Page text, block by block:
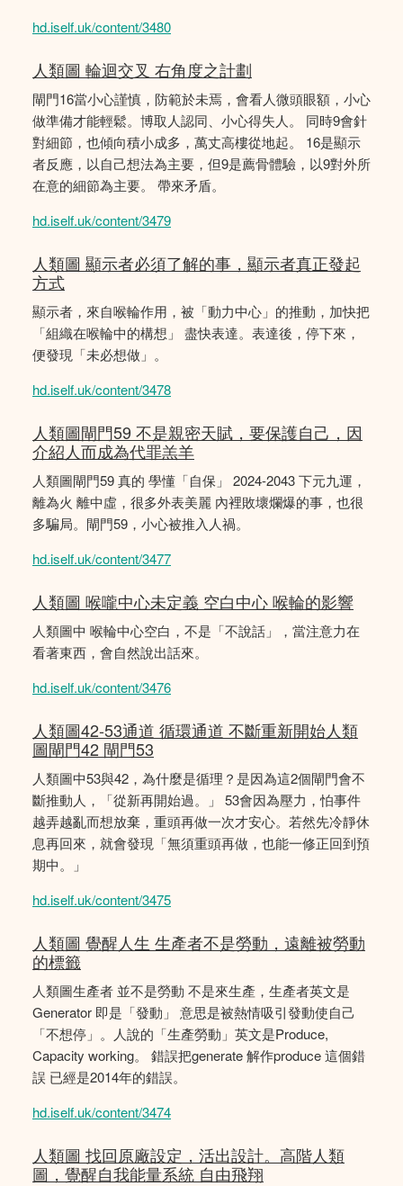
hd.iself.uk/content/3480
人類圖 輪迴交叉 右角度之計劃
閘門16當小心謹慎，防範於未焉，會看人微頭眼額，小心
做準備才能輕鬆。博取人認同、小心得失人。 同時9會針
對細節，也傾向積小成多，萬丈高樓從地起。 16是顯示
者反應，以自己想法為主要，但9是薦骨體驗，以9對外所
在意的細節為主要。 帶來矛盾。
hd.iself.uk/content/3479
人類圖 顯示者必須了解的事，顯示者真正發起
方式
顯示者，來自喉輪作用，被「動力中心」的推動，加快把
「組織在喉輪中的構想」 盡快表達。表達後，停下來，
便發現「未必想做」。
hd.iself.uk/content/3478
人類圖閘門59 不是親密天賦，要保護自己，因
介紹人而成為代罪羔羊
人類圖閘門59 真的 學懂「自保」 2024-2043 下元九運，
離為火 離中虛，很多外表美麗 內裡敗壞爛爆的事，也很
多騙局。閘門59，小心被推入人禍。
hd.iself.uk/content/3477
人類圖 喉嚨中心未定義 空白中心 喉輪的影響
人類圖中 喉輪中心空白，不是「不說話」，當注意力在
看著東西，會自然說出話來。
hd.iself.uk/content/3476
人類圖42-53通道 循環通道 不斷重新開始人類
圖閘門42 閘門53
人類圖中53與42，為什麼是循理？是因為這2個閘門會不
斷推動人，「從新再開始過。」 53會因為壓力，怕事件
越弄越亂而想放棄，重頭再做一次才安心。若然先冷靜休
息再回來，就會發現「無須重頭再做，也能一修正回到預
期中。」
hd.iself.uk/content/3475
人類圖 覺醒人生 生產者不是勞動，遠離被勞動
的標籤
人類圖生產者 並不是勞動 不是來生產，生產者英文是
Generator 即是「發動」 意思是被熱情吸引發動使自己
「不想停」。人說的「生產勞動」英文是Produce,
Capacity working。 錯誤把generate 解作produce 這個錯
誤 已經是2014年的錯誤。
hd.iself.uk/content/3474
人類圖 找回原廠設定，活出設計。高階人類
圖，覺醒自我能量系統 自由飛翔